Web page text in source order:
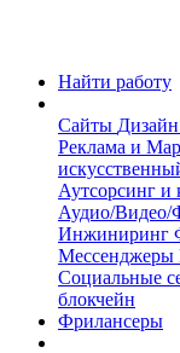
Найти работу
Сайты Дизайн
Реклама и
Аутсорсинг и
Аудио/Видео/
Инжиниринг
Мессенджеры
Социальные
блокчейн
Фрилансеры